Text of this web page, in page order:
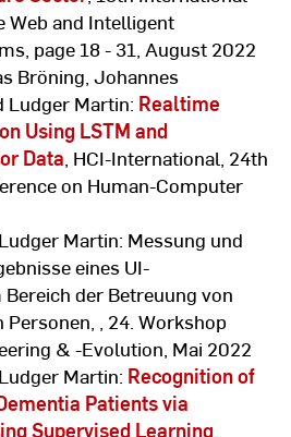
Web and Intelligent
page 18 - 31, August 2022
Bröning, Johannes
Ludger Martin: Realtime
Using LSTM and
Data, HCI-International, 24th
on Human-Computer
Martin: Messung und
eines UI-
der Betreuung von
, 24. Workshop
& -Evolution, Mai 2022
Martin: Recognition of
Patients via
Supervised Learning,